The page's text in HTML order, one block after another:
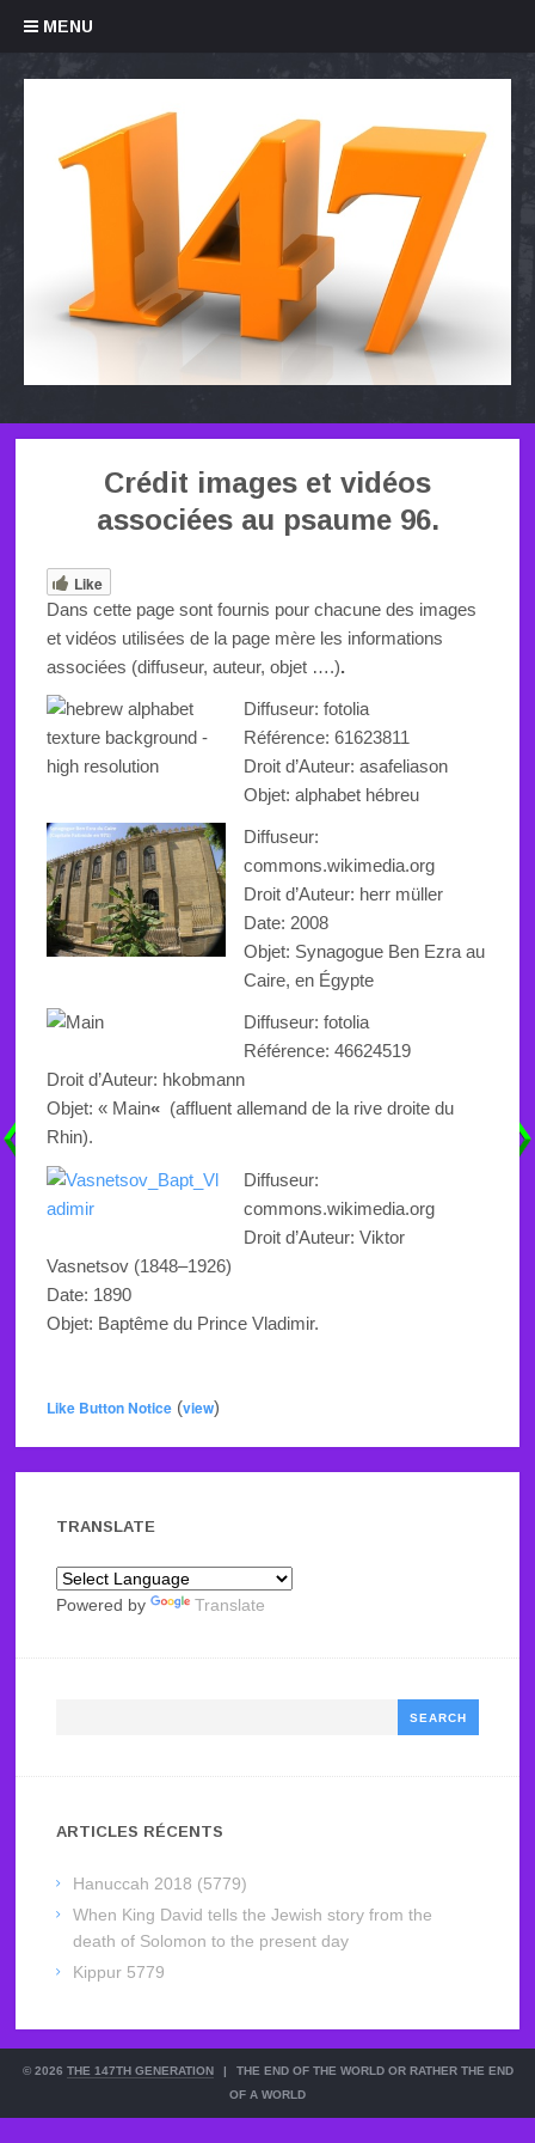
MENU
Skip to content
Crédit images et vidéos
associées au psaume 96.
Like
Dans cette page sont fournis pour chacune des images
et vidéos utilisées de la page mère les informations
associées (diffuseur, auteur, objet ….).
Diffuseur: fotolia
Référence: 61623811
Droit d’Auteur: asafeliason
Objet: alphabet hébreu
Diffuseur:
commons.wikimedia.org
Droit d’Auteur: herr müller
Date: 2008
Objet: Synagogue Ben Ezra au
Caire, en Égypte
Diffuseur: fotolia
Référence: 46624519
Droit d’Auteur: hkobmann
Objet: « Main« (affluent allemand de la rive droite du
Rhin).
Diffuseur:
commons.wikimedia.org
Droit d’Auteur: Viktor
Vasnetsov(1848–1926)
Date: 1890
Objet: Baptême du Prince Vladimir.
Like Button Notice(view)
TRANSLATE
Powered by Translate
ARTICLES RÉCENTS
Hanuccah 2018 (5779)
When King David tells the Jewish story from the
death of Solomon to the present day
Kippur 5779
© 2026 THE 147TH GENERATION |
THE END OF THE WORLD OR RATHER THE END
OF A WORLD